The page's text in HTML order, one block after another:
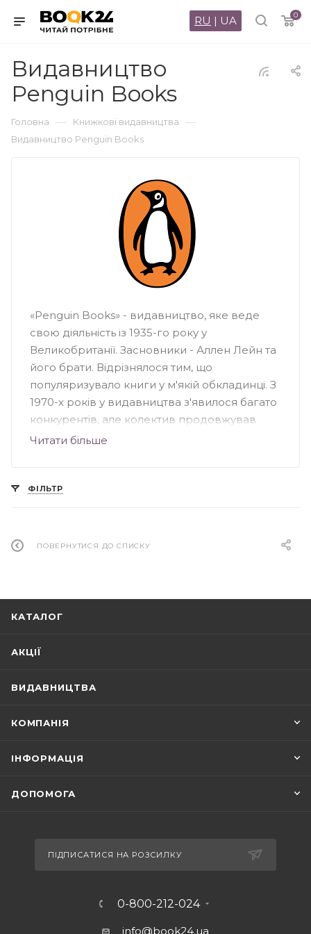
0
RU | UA
Видавництво
Penguin Books
Головна — Книжкові видавництва —
Видавництво Penguin Books
«Penguin Books» - видавництво, яке веде
свою діяльність із 1935-го року у
Великобританії. Засновники - Аллен Лейн та
його брати. Відрізнялося тим, що
популяризувало книги у м'якій обкладинці. З
1970-х років у видавництва з'явилося багато
конкурентів, але колектив продовжував
випускати серйозні книги для широкого
науково-популярних творах, особливе
сьогоднішній день «Penguin Books» - це
Читати більше
ФІЛЬТР
ПОВЕРНУТИСЯ ДО СПИСКУ
КАТАЛОГ
АКЦІЇ
ВИДАВНИЦТВА
КОМПАНІЯ
ІНФОРМАЦІЯ
ДОПОМОГА
ПІДПИСАТИСЯ НА РОЗСИЛКУ
0-800-212-024
info@book24.ua